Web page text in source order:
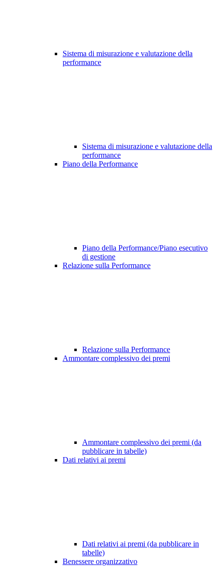
Sistema di misurazione e valutazione della
performance
Sistema di misurazione e valutazione della
performance
Piano della Performance
Piano della Performance/Piano esecutivo
di gestione
Relazione sulla Performance
Relazione sulla Performance
Ammontare complessivo dei premi
Ammontare complessivo dei premi (da
pubblicare in tabelle)
Dati relativi ai premi
Dati relativi ai premi (da pubblicare in
tabelle)
Benessere organizzativo